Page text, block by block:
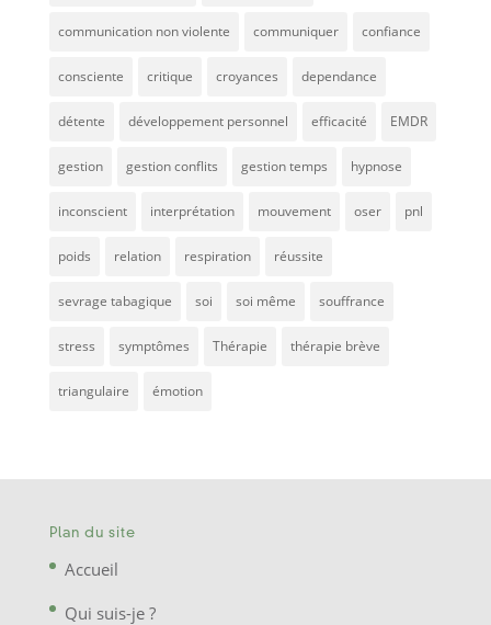
communication non violente communiquer confiance
consciente critique croyances dependance
détente développement personnel efficacité EMDR
gestion gestion conflits gestion temps hypnose
inconscient interprétation mouvement oser pnl
poids relation respiration réussite
sevrage tabagique soi soi même souffrance
stress symptômes Thérapie thérapie brève
triangulaire émotion
Plan du site
Accueil
Qui suis-je ?